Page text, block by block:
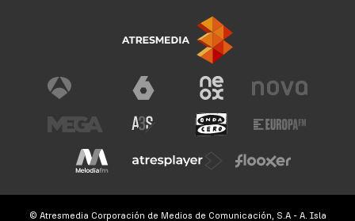
© Atresmedia Corporación de Medios de Comunicación, S.A - A. Isla